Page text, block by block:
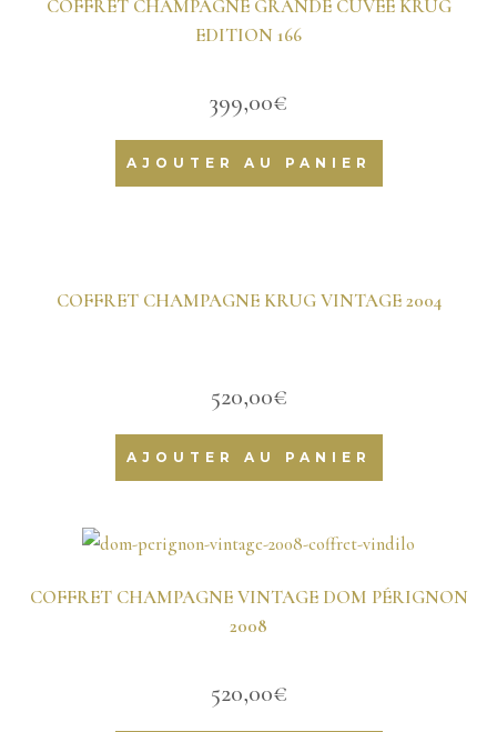
COFFRET CHAMPAGNE GRANDE CUVÉE KRUG
EDITION 166
399,00€
AJOUTER AU PANIER
COFFRET CHAMPAGNE KRUG VINTAGE 2004
520,00€
AJOUTER AU PANIER
COFFRET CHAMPAGNE VINTAGE DOM PÉRIGNON
2008
520,00€